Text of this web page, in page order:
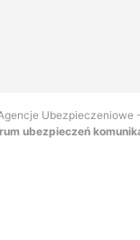
Ubezpieczeniowe
ubezpieczeń